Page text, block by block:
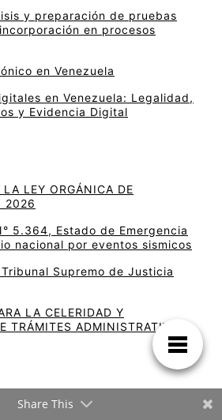
y preparación de pruebas
en procesos
en Venezuela
en Venezuela: Legalidad,
y Evidencia Digital
LA LEY ORGÁNICA DE
2026
5.364, Estado de Emergencia
nacional por eventos sismicos
Supremo de Justicia
LA CELERIDAD Y
TRÁMITES ADMINISTRATIVOS
Share This